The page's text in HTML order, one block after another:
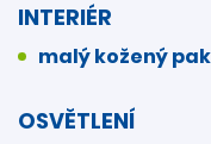
INTERIÉR
malý kožený
OSVĚTLENÍ